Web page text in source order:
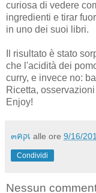
curiosa di vedere
ingredienti e tirar
in uno dei suoi libri.
Il risultato è stato
che l'acidità dei
curry, e invece no:
Ricetta,
Enjoy!
๓คקเ alle ore 9/16/
Condividi
Nessun